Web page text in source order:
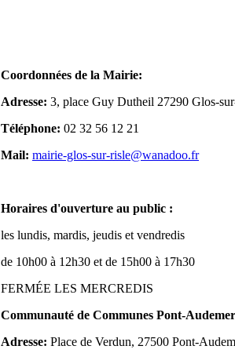
Coordonnées de la Mairie:
Adresse: 3, place Guy Dutheil 27290 Glos-
Téléphone: 02 32 56 12 21
Mail: mairie-glos-sur-risle@wanadoo.fr
Horaires d'ouverture au public :
les lundis, mardis, jeudis et vendredis
de 10h00 à 12h30 et de 15h00 à 17h30
FERMÉE LES MERCREDIS
Communauté de Communes Pont-
Adresse: Place de Verdun, 27500 Pont-